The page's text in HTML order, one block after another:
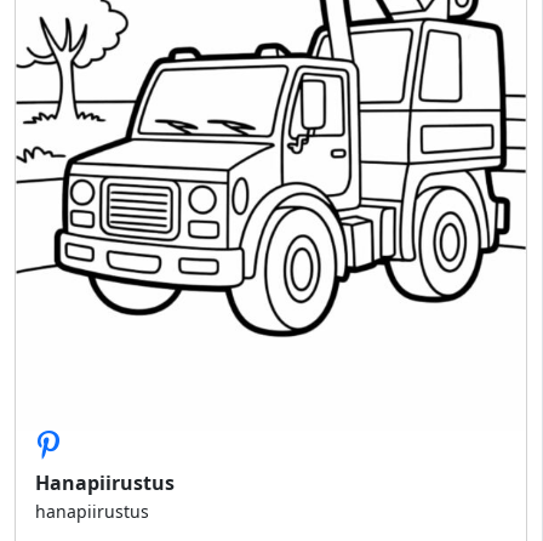
Hanapiirustus
hanapiirustus